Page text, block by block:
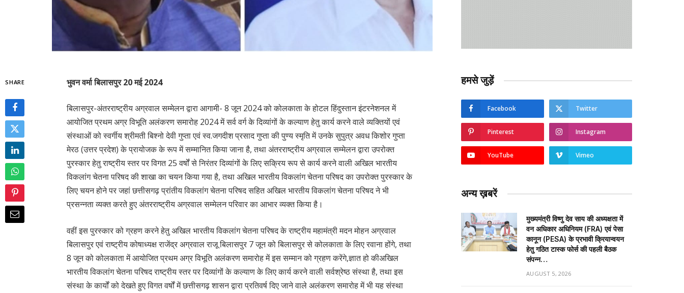
SHARE भुवन वर्मा बिलासपुर 20 मई 2024
बिलासपुर-अंतरराष्ट्रीय अग्रवाल सम्मेलन द्वारा आगामी- 8 जून 2024 को कोलकाता के होटल हिंदुस्तान इंटरनेशनल में
आयोजित प्रथम अग्र विभूति अलंकरण समारोह 2024 में सर्व वर्ग के दिव्यांगों के कल्याण हेतु कार्य करने वाले व्यक्तियों एवं
संस्थाओं को स्वर्गीय श्रीमती बिश्नो देवी गुप्ता एवं स्व.जगदीश प्रसाद गुप्ता की पुण्य स्मृति में उनके सुपुत्र अवध किशोर गुप्ता
मेरठ (उत्तर प्रदेश) के प्रायोजक के रूप में सम्मानित किया जाना है, तथा अंतरराष्ट्रीय अग्रवाल सम्मेलन द्वारा उपरोक्त
पुरस्कार हेतु राष्ट्रीय स्तर पर विगत 25 वर्षों से निरंतर दिव्यांगों के लिए सक्रिय रूप से कार्य करने वाली अखिल भारतीय
विकलांग चेतना परिषद की शाखा का चयन किया गया है, तथा अखिल भारतीय विकलांग चेतना परिषद का उपरोक्त पुरस्कार के
लिए चयन होने पर जहां छत्तीसगढ़ प्रांतीय विकलांग चेतना परिषद सहित अखिल भारतीय विकलांग चेतना परिषद ने भी
प्रसन्नता व्यक्त करते हुए अंतरराष्ट्रीय अग्रवाल सम्मेलन परिवार का आभार व्यक्त किया है।
वहीं इस पुरस्कार को ग्रहण करने हेतु अखिल भारतीय विकलांग चेतना परिषद के राष्ट्रीय महामंत्री मदन मोहन अग्रवाल
बिलासपुर एवं राष्ट्रीय कोषाध्यक्ष राजेंद्र अग्रवाल राजू बिलासपुर 7 जून को बिलासपुर से कोलकाता के लिए रवाना होंगे, तथा
8 जून को कोलकाता में आयोजित प्रथम अग्र विभूति अलंकरण समारोह में इस सम्मान को ग्रहण करेंगे,ज्ञात हो कीअखिल
भारतीय विकलांग चेतना परिषद राष्ट्रीय स्तर पर दिव्यांगों के कल्याण के लिए कार्य करने वाली सर्वश्रेष्ठ संस्था है, तथा इस
संस्था के कार्यों को देखते हुए विगत वर्षों में छत्तीसगढ़ शासन द्वारा प्रतिवर्ष दिए जाने वाले अलंकरण समारोह में भी यह संस्था
हमसे जुड़ें
Facebook Twitter
Pinterest Instagram
YouTube Vimeo
अन्य ख़बरें
मुख्यमंत्री विष्णु देव साय की अध्यक्षता में
वन अधिकार अधिनियम (FRA) एवं पेसा
कानून (PESA) के प्रभावी क्रियान्वयन
हेतु गठित टास्क फोर्स की पहली बैठक
संपन्न…
AUGUST 5, 2026